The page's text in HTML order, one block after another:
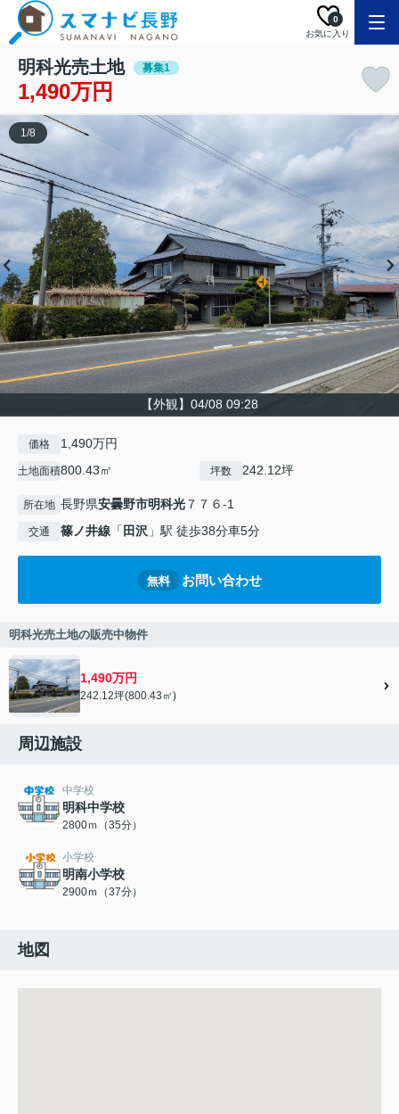
お気に入り
0
明科光売土地 募集1
1,490万円
【外観】04/08 09:28
1/8
価格 1,490万円
土地面積800.43㎡ 坪数 242.12坪
所在地 長野県安曇野市明科光 ７７６-1
交通 篠ノ井線 「 田沢 」駅 徒歩38分車5分
無料 お問い合わせ
明科光売土地の販売中物件
1,490万円
242.12坪(800.43㎡)
周辺施設
中学校
明科中学校
2800ｍ（35分）
小学校
明南小学校
2900ｍ（37分）
地図